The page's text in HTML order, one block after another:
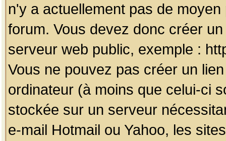
n'y a actuellement pas de
forum. Vous devez donc créer
serveur web public, exemple :
Vous ne pouvez pas créer un
ordinateur (à moins que celui-ci
stockée sur un serveur
e-mail Hotmail ou Yahoo, les